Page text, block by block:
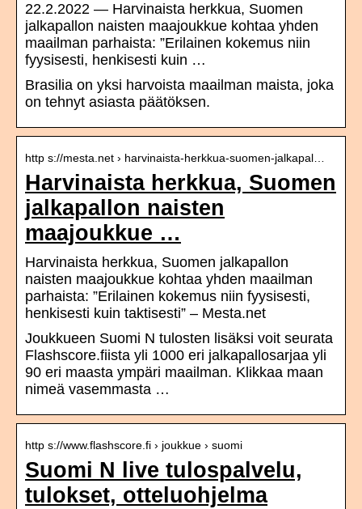
22.2.2022 — Harvinaista herkkua, Suomen
jalkapallon naisten maajoukkue kohtaa yhden
maailman parhaista: ”Erilainen kokemus niin
fyysisesti, henkisesti kuin …
Brasilia on yksi harvoista maailman maista, joka
on tehnyt asiasta päätöksen.
http s://mesta.net › harvinaista-herkkua-suomen-jalkapal…
Harvinaista herkkua, Suomen
jalkapallon naisten
maajoukkue …
Harvinaista herkkua, Suomen jalkapallon
naisten maajoukkue kohtaa yhden maailman
parhaista: ”Erilainen kokemus niin fyysisesti,
henkisesti kuin taktisesti” – Mesta.net
Joukkueen Suomi N tulosten lisäksi voit seurata
Flashscore.fiista yli 1000 eri jalkapallosarjaa yli
90 eri maasta ympäri maailman. Klikkaa maan
nimeä vasemmasta …
http s://www.flashscore.fi › joukkue › suomi
Suomi N live tulospalvelu,
tulokset, otteluohjelma